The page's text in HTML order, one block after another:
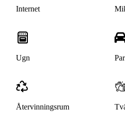
Internet
Ugn
Återvinningsrum